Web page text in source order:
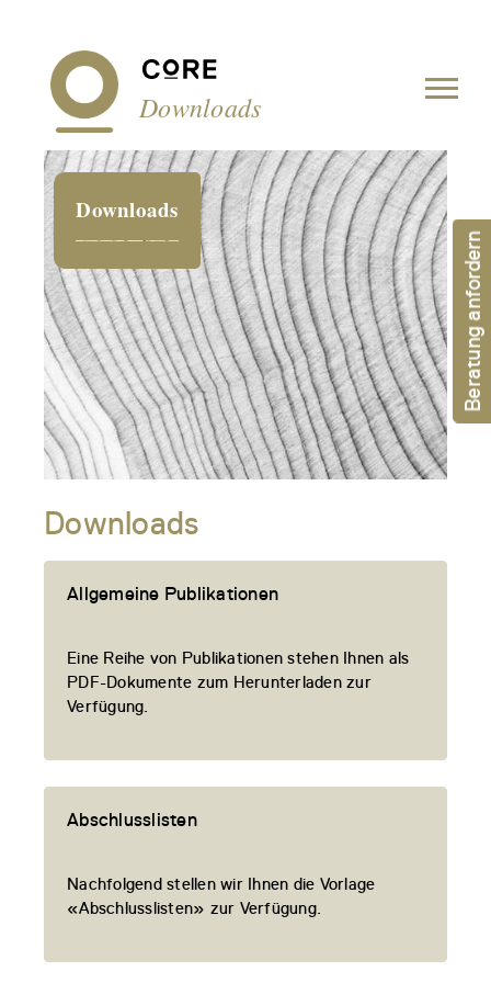
Downloads
Downloads
Downloads
Allgemeine Publikationen
Eine Reihe von Publikationen stehen Ihnen als
PDF-Dokumente zum Herunterladen zur
Verfügung.
Abschlusslisten
Nachfolgend stellen wir Ihnen die Vorlage
«Abschlusslisten» zur Verfügung.
Beratung anfordern